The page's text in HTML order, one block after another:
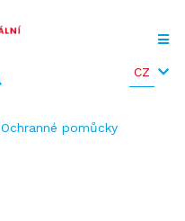
CZ
Ochranné pomůcky